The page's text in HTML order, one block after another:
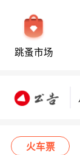
跳蚤市场
火车票